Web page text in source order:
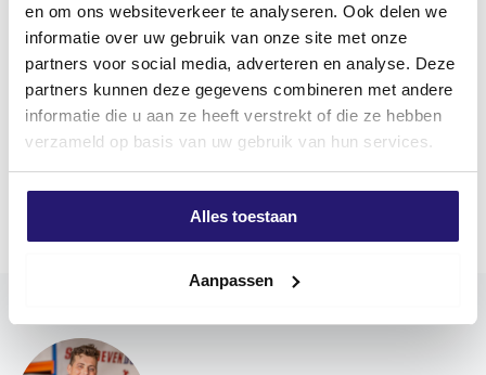
en om ons websiteverkeer te analyseren. Ook delen we
informatie over uw gebruik van onze site met onze
partners voor social media, adverteren en analyse. Deze
partners kunnen deze gegevens combineren met andere
informatie die u aan ze heeft verstrekt of die ze hebben
verzameld op basis van uw gebruik van hun services.
Alles toestaan
Aanpassen
Spanplattenschrauben aus Edelstahl
Screwdump Spanplattenschrauben Edelstahl A2
können sowohl im Innen- als auch im Außenbereich
verwendet werden und haben einen Torx (TX)
Antrieb. Die Vorteile des Torx-Antriebs sind eine
Schraube und ein geringeres Risiko, dass das
Werkzeug aus der Schraube herausspringt. Das
erleichtert die Montage.
optimale Verbindung. Screwdump-Schrauben sind mit
Schmiermittel dient und das Eindrehen erleichtert. Die
Schraube hat einen doppelten Flachkopf.
Mehr anzeigen